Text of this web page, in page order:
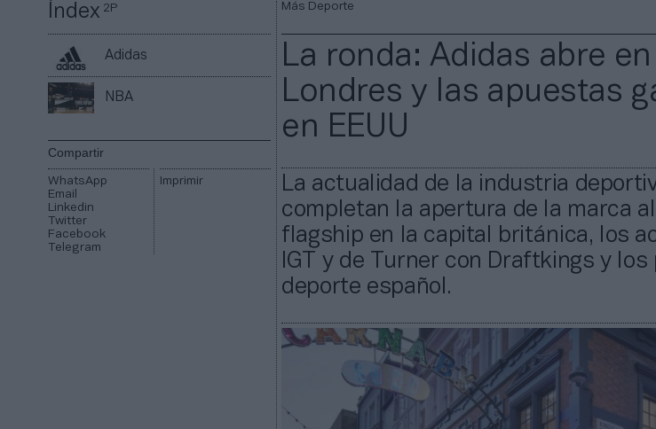
Índex2P
Adidas
NBA
Compartir
WhatsApp
Email
Linkedin
Twitter
Facebook
Telegram
Imprimir
Más Deporte
La ronda: Adidas abre
Londres y las apuestas
en EEUU
La actualidad de la industria
completan la apertura de la marca
flagship en la capital británica, los
IGT y de Turner con Draftkings y los
deporte español.